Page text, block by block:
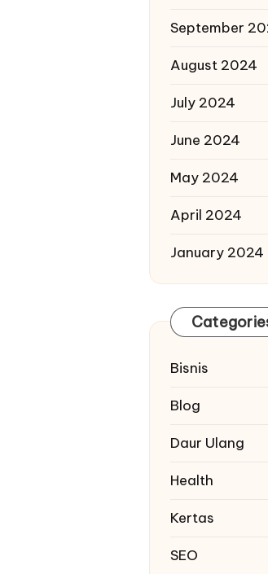
September
August 2024
July 2024
June 2024
May 2024
April 2024
January 2024
Bisnis
Blog
Daur Ulang
Health
Kertas
SEO